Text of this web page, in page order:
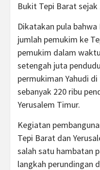
Bukit Tepi Barat sejak
Dikatakan pula
jumlah pemukim ke
pemukim dalam
setengah juta
permukiman Yahudi
sebanyak 220 ribu
Yerusalem Timur.
Kegiatan
Tepi Barat dan
salah satu hambatan
langkah perundingan